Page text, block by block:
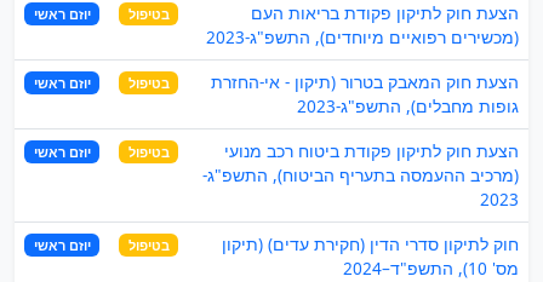
הצעת חוק לתיקון פקודת בריאות העם
(מכשירים רפואיים מיוחדים), התשפ"ג-2023
בטיפול יוזם ראשי
הצעת חוק המאבק בטרור (תיקון - אי-החזרת
גופות מחבלים), התשפ"ג-2023
בטיפול יוזם ראשי
הצעת חוק לתיקון פקודת ביטוח רכב מנועי
(מרכיב ההעמסה בתעריף הביטוח), התשפ"ג-
2023
בטיפול יוזם ראשי
חוק לתיקון סדרי הדין (חקירת עדים) (תיקון
מס' 10), התשפ"ד–2024
בטיפול יוזם ראשי